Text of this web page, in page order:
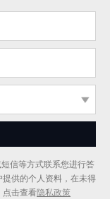
信等方式联系您进行答
供的个人资料，在未得
点击查看隐私政策